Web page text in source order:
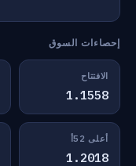
إحصاءات السوق
الافتتاح
1.1558
أعلى 52أ
1.2018